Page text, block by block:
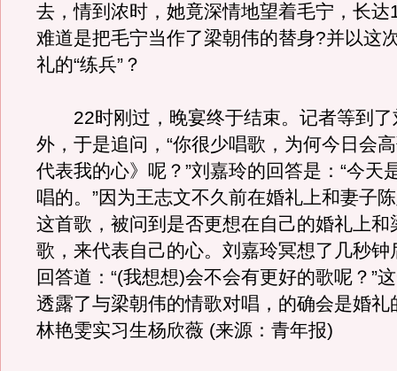
去，情到浓时，她竟深情地望着毛宁，长达
难道是把毛宁当作了梁朝伟的替身?并以这
礼的“练兵”？
22时刚过，晚宴终于结束。记者等到了
外，于是追问，“你很少唱歌，为何今日会
代表我的心》呢？”刘嘉玲的回答是：“今天
唱的。”因为王志文不久前在婚礼上和妻子
这首歌，被问到是否更想在自己的婚礼上和
歌，来代表自己的心。刘嘉玲冥想了几秒钟
回答道：“(我想想)会不会有更好的歌呢？”
透露了与梁朝伟的情歌对唱，的确会是婚礼
林艳雯实习生杨欣薇 (来源：青年报)